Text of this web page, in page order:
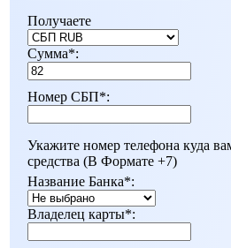
Получаете
Сумма*:
Номер СБП*:
Укажите номер телефона куда
средства (В Формате +7)
Название Банка*:
Владелец карты*: